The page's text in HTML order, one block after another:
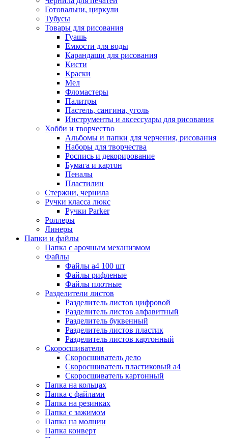
Готовальни, циркули
Тубусы
Товары для рисования
Гуашь
Емкости для воды
Карандаши для рисования
Кисти
Краски
Мел
Фломастеры
Палитры
Пастель, сангина, уголь
Инструменты и аксессуары для рисования
Хобби и творчество
Альбомы и папки для черчения, рисования
Наборы для творчества
Роспись и декорирование
Бумага и картон
Пеналы
Пластилин
Стержни, чернила
Ручки класса люкс
Ручки Parker
Роллеры
Линеры
Папки и файлы
Папка с арочным механизмом
Файлы
Файлы а4 100 шт
Файлы рифленые
Файлы плотные
Разделители листов
Разделитель листов цифровой
Разделитель листов алфавитный
Разделитель буквенный
Разделитель листов пластик
Разделитель листов картонный
Скоросшиватели
Скоросшиватель дело
Скоросшиватель пластиковый а4
Скоросшиватель картонный
Папка на кольцах
Папка с файлами
Папка на резинках
Папка с зажимом
Папка на молнии
Папка конверт